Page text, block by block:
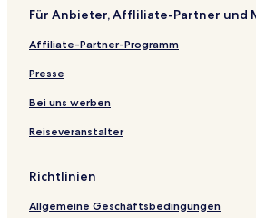
Für Anbieter, Affliliate-Partner und
Affiliate-Partner-Programm
Presse
Bei uns werben
Reiseveranstalter
Richtlinien
Allgemeine Geschäftsbedingungen